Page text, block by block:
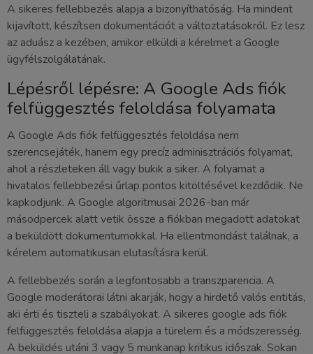
A sikeres fellebbezés alapja a bizonyíthatóság. Ha mindent
kijavított, készítsen dokumentációt a változtatásokról. Ez lesz
az aduász a kezében, amikor elküldi a kérelmet a Google
ügyfélszolgálatának.
Lépésről lépésre: A Google Ads fiók
felfüggesztés feloldása folyamata
A Google Ads fiók felfüggesztés feloldása nem
szerencsejáték, hanem egy precíz adminisztrációs folyamat,
ahol a részleteken áll vagy bukik a siker. A folyamat a
hivatalos fellebbezési űrlap pontos kitöltésével kezdődik. Ne
kapkodjunk. A Google algoritmusai 2026-ban már
másodpercek alatt vetik össze a fiókban megadott adatokat
a beküldött dokumentumokkal. Ha ellentmondást találnak, a
kérelem automatikusan elutasításra kerül.
A fellebbezés során a legfontosabb a transzparencia. A
Google moderátorai látni akarják, hogy a hirdető valós entitás,
aki érti és tiszteli a szabályokat. A sikeres google ads fiók
felfüggesztés feloldása alapja a türelem és a módszeresség.
A beküldés utáni 3 vagy 5 munkanap kritikus időszak. Sokan